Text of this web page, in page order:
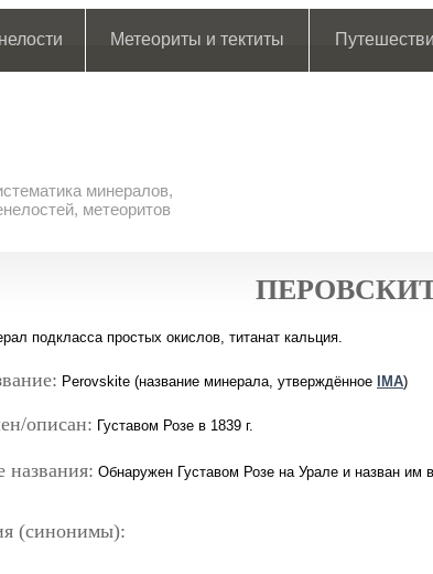
Метеориты и тектиты
минералов,
метеоритов
подкласса простых окислов, титанат кальция.
Perovskite (название минерала, утверждённое IMA)
описан: Густавом Розе в 1839 г.
названия: Обнаружен Густавом Розе на Урале и назван им
(синонимы):